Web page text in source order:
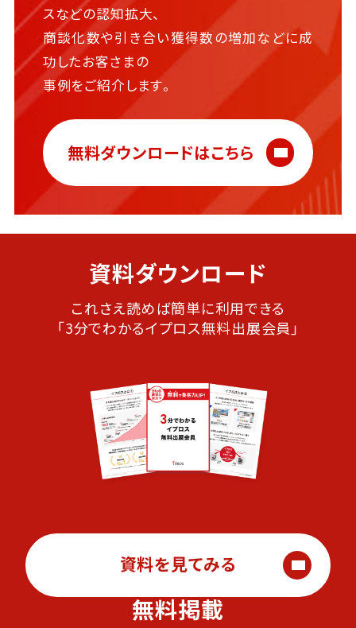
スなどの認知拡大、
商談化数や引き合い獲得数の増加などに成
功したお客さまの
事例をご紹介します。
無料ダウンロードはこちら
資料ダウンロード
これさえ読めば簡単に利用できる
「3分でわかるイプロス無料出展会員」
資料を見てみる
無料掲載